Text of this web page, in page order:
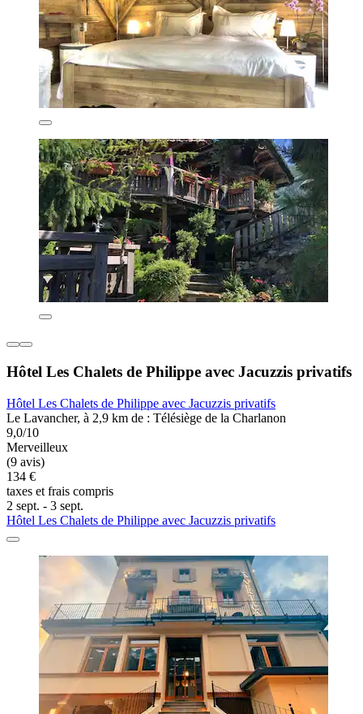
Hôtel Les Chalets de Philippe avec Jacuzzis privatifs
Hôtel Les Chalets de Philippe avec Jacuzzis privatifs
Le Lavancher, à 2,9 km de : Télésiège de la Charlanon
9,0/10
Merveilleux
(9 avis)
134 €
taxes et frais compris
2 sept. - 3 sept.
Hôtel Les Chalets de Philippe avec Jacuzzis privatifs